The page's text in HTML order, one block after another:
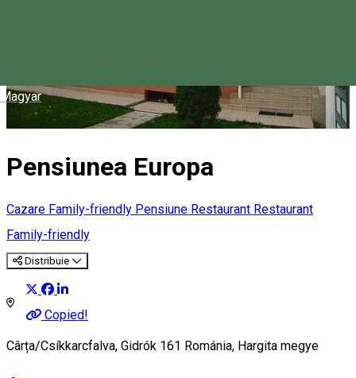
Magyar
Pensiunea Europa
Cazare Family-friendly Pensiune Restaurant Restaurant
Family-friendly
Distribuie
Copied!
Cârța/Csíkkarcfalva, Gidrók 161 Románia, Hargita megye